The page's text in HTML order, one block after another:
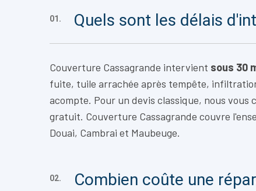
01. Quels sont les délais
Couverture Cassagrande intervient sous 30
fuite, tuile arrachée après tempête,
acompte. Pour un devis classique, nous vous
gratuit. Couverture Cassagrande couvre
Douai, Cambrai et Maubeuge.
02. Combien coûte une